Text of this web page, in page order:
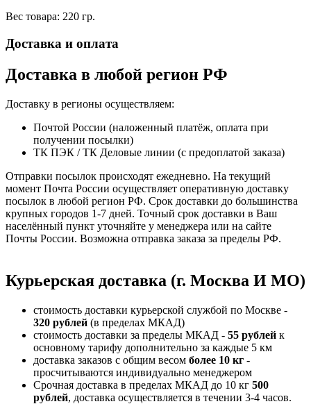
Вес товара: 220 гр.
Доставка и оплата
Доставка в любой регион РФ
Доставку в регионы осуществляем:
Почтой России (наложенный платёж, оплата при
получении посылки)
ТК ПЭК / ТК Деловые линии (с предоплатой заказа)
Отправки посылок происходят ежедневно. На текущий
момент Почта России осуществляет оперативную доставку
посылок в любой регион РФ. Срок доставки до большинства
крупных городов 1-7 дней. Точный срок доставки в Ваш
населённый пункт уточняйте у менеджера или на сайте
Почты России. Возможна отправка заказа за пределы РФ.
Курьерская доставка (г. Москва И МО)
стоимость доставки курьерской службой по Москве -
320 рублей (в пределах МКАД)
стоимость доставки за пределы МКАД - 55 рублей к
основному тарифу дополнительно за каждые 5 км
доставка заказов с общим весом более 10 кг -
просчитываются индивидуально менеджером
Срочная доставка в пределах МКАД до 10 кг 500
рублей, доставка осуществляется в течении 3-4 часов.